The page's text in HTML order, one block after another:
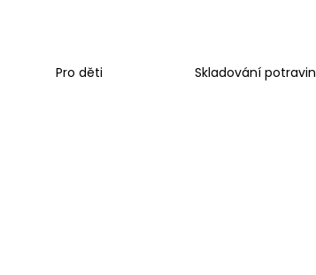
Pro děti Skladování potravin